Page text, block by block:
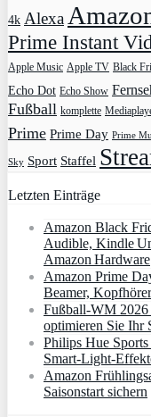
4k Alexa
Prime Instant
Apple Music Apple TV Black
Echo Dot Echo Show
Fußball komplette
Prime Prime Day Prime
Sky Sport Staffel
Letzten Einträge
Amazon Black
Audible, Kindle
Amazon Hardware
Amazon Prime
Beamer,
Fußball-WM 2026
optimieren Sie Ihr
Philips Hue
Amazon
Saisonstart sichern